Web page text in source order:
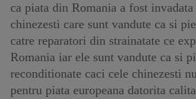
ca piata din Romania a fost invadata
chinezesti care sunt vandute ca si
catre reparatori din strainatate ce
Romania iar ele sunt vandute ca si
reconditionate caci cele chinezesti
pentru piata europeana datorita